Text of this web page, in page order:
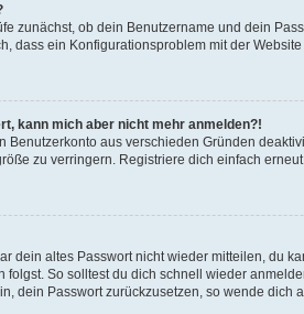
zunächst, ob dein Benutzername und dein
dass ein Konfigurationsproblem mit der
kann mich aber nicht mehr anmelden?!
Benutzerkonto aus verschieden Gründen
zu verringern. Registriere dich einfach
dein altes Passwort nicht wieder mitteilen, du
folgst. So solltest du dich schnell wieder
dein Passwort zurückzusetzen, so wende dich